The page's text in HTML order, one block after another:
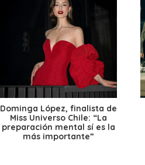
Dominga López, finalista de
Miss Universo Chile: “La
preparación mental sí es la
más importante”